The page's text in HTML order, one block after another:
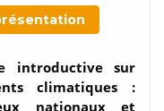
introductive sur
climatiques :
nationaux et